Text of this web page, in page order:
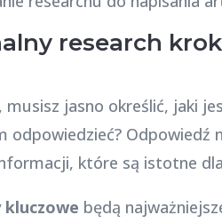
research
jasno określić, jaki
odpowiedzieć? Odpowiedź
które są istotne
kluczowe będą